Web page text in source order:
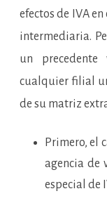
efectos de IVA
intermediaria.
un
cualquier filial
de su matriz
Primero, el
agencia de
especial de